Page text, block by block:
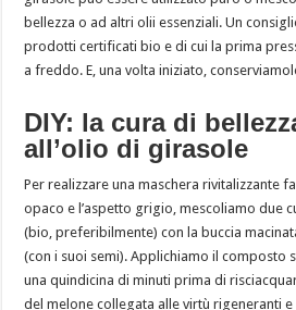
bellezza o ad altri olii essenziali. Un
prodotti certificati bio e di cui la prima
a freddo. E, una volta iniziato,
DIY: la cura di
all’olio di girasole
Per realizzare una maschera rivitalizzante
opaco e l’aspetto grigio, mescoliamo due
(bio, preferibilmente) con la buccia
(con i suoi semi). Applichiamo il composto
una quindicina di minuti prima di
del melone collegata alle virtù rigeneranti